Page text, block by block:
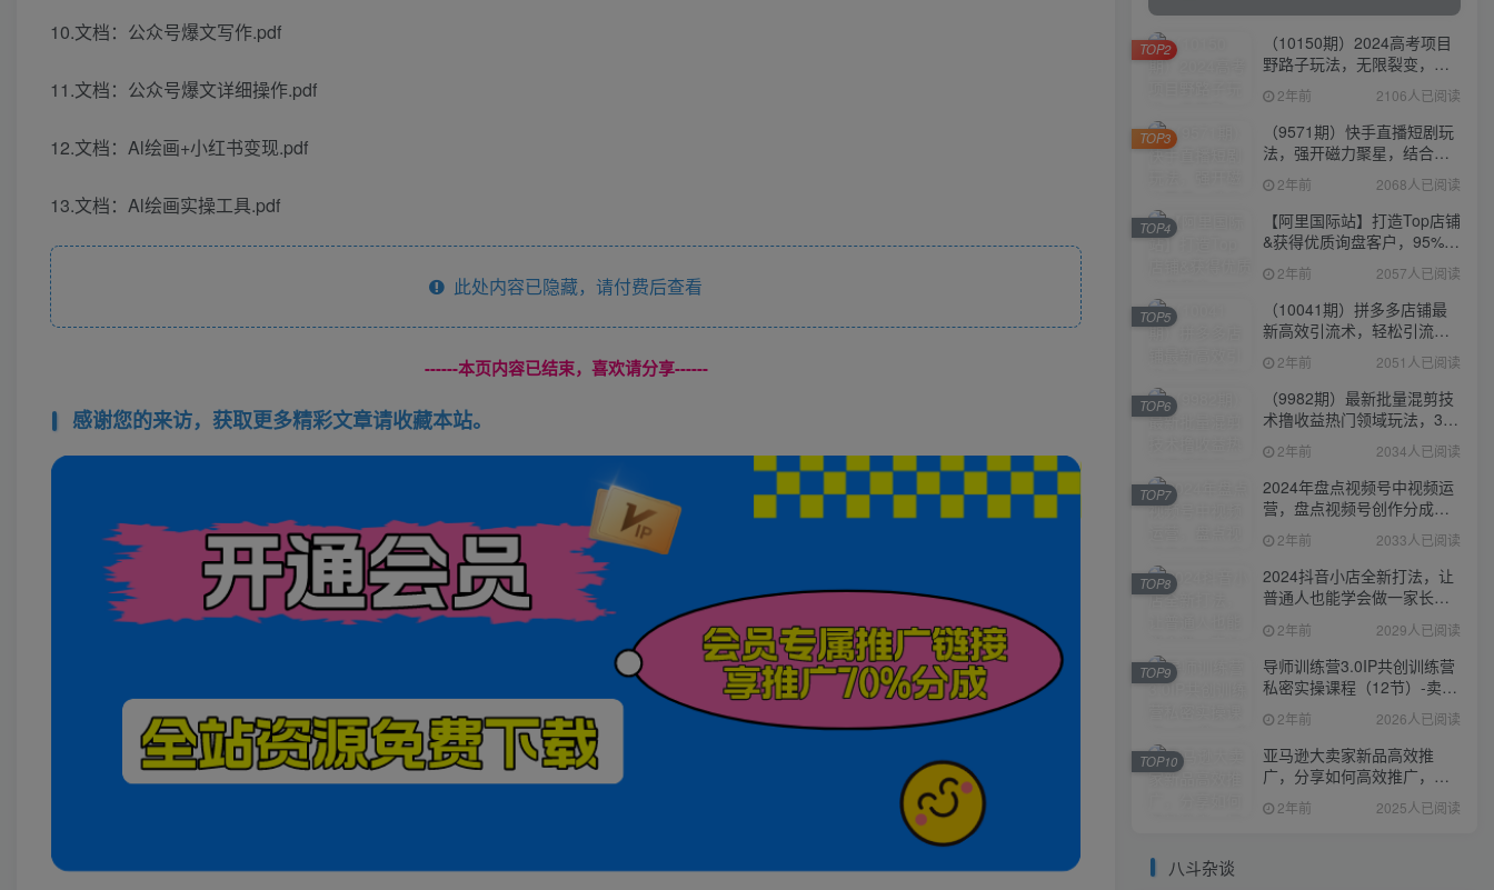
10.文档：公众号爆文写作.pdf
11.文档：公众号爆文详细操作.pdf
12.文档：Al绘画+小红书变现.pdf
13.文档：Al绘画实操工具.pdf
此处内容已隐藏，请付费后查看
------本页内容已结束，喜欢请分享------
感谢您的来访，获取更多精彩文章请收藏本站。
（10150期）2024高考项目
野路子玩法，无限裂变，最
高一天1W＋！
2年前 2106人已阅读
TOP2
（9571期）快手直播短剧玩
法，强开磁力聚星，结合多
种变现方式日入600+
2年前 2068人已阅读
TOP3
【阿里国际站】打造Top店铺
&获得优质询盘客户，​95%的
国际站讲师不会说的运营技
巧 2年前 2057人已阅读
TOP4
（10041期）拼多多店铺最
新高效引流术，轻松引流
400+创业粉，精准日变现五
位数！
2年前 2051人已阅读
TOP5
（9982期）最新批量混剪技
术撸收益热门领域玩法，3分
钟一条原创视频，轻松日入
1000＋
2年前 2034人已阅读
TOP6
2024年盘点视频号中视频运
营，盘点视频号创作分成计
划，快速过原创日入300+
2年前 2033人已阅读
TOP7
2024抖音小店全新打法，让
普通人也能学会做一家长久
稳定赚钱的抖店
2年前 2029人已阅读
TOP8
导师训练营3.0IP共创训练营
私密实操课程（12节）-卖项
目的密码成功秘诀
2年前 2026人已阅读
TOP9
亚马逊大卖家新品高效推
广，分享如何高效推广，打
造百万美金爆款单品
2年前 2025人已阅读
TOP10
八斗杂谈